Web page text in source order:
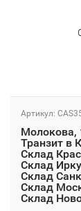
Артикул:
Молокова,
Транзит в
Склад
Склад
Склад
Склад
Склад